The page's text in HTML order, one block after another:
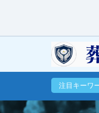
注目キーワ